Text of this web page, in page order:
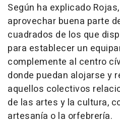
Según ha explicado
aprovechar buena parte
cuadrados de los que
para establecer un
complemente al centro
donde puedan alojarse y
aquellos colectivos
de las artes y la cultura,
artesanía o la orfebrería.